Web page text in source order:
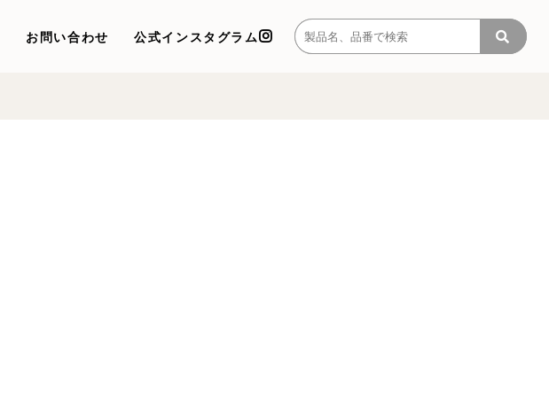
お問い合わせ 公式インスタグラム